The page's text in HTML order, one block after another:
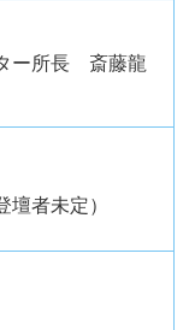
ー所長 斎藤龍
者未定）